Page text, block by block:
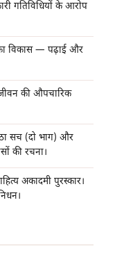
गतिविधियों के आरोप
विकास — पढ़ाई और
की औपचारिक
सच (दो भाग) और
की रचना।
अकादमी पुरस्कार।